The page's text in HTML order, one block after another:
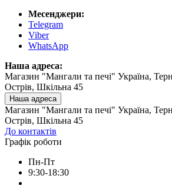
Месенджери:
Telegram
Viber
WhatsApp
Наша адреса:
Магазин "Мангали та печі" Україна,
Острів, Шкільна 45
Наша адреса
Магазин "Мангали та печі" Україна,
Острів, Шкільна 45
До контактів
Графік роботи
Пн-Пт
9:30-18:30